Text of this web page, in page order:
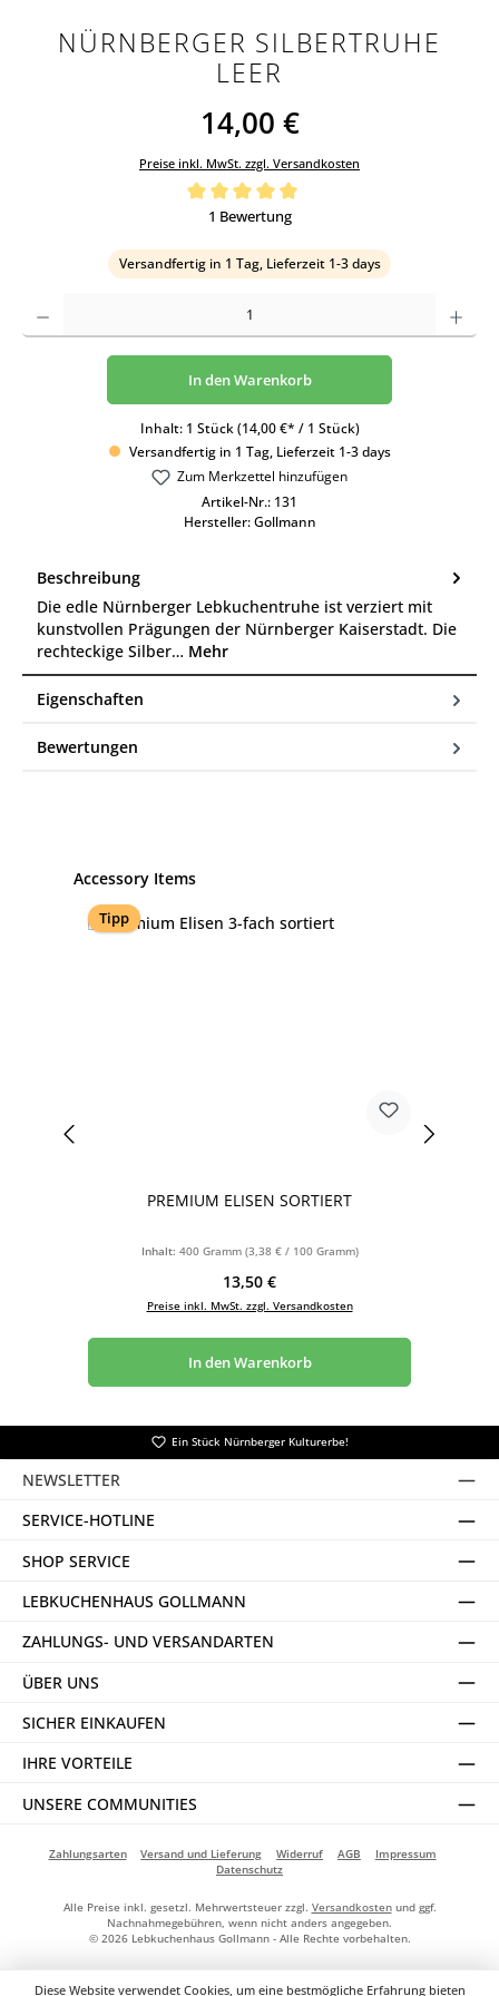
NÜRNBERGER SILBERTRUHE
LEER
14,00 €
Inhalt: 1 Stück (14,00 €* / 1 Stück)
Preise inkl. MwSt. zzgl. Versandkosten
Durchschnittliche Bewertung von 5 von 5 Sternen
1 Bewertung
Versandfertig in 1 Tag, Lieferzeit 1-3 days
Versandfertig in 1 Tag, Lieferzeit 1-3 days
In den Warenkorb
Zum Merkzettel hinzufügen
Artikel-Nr.: 131
Hersteller:Gollmann
Beschreibung
Die edle Nürnberger Lebkuchentruhe ist verziert mit
kunstvollen Prägungen der Nürnberger Kaiserstadt. Die
rechteckige Silber… Mehr
Eigenschaften
Bewertungen
Produktgalerie überspringen
Accessory Items
Tipp
PREMIUM ELISEN SORTIERT
Inhalt: 400 Gramm (3,38 € / 100 Gramm)
Regulärer Preis:
13,50 €
Preise inkl. MwSt. zzgl. Versandkosten
In den Warenkorb
Ein Stück Nürnberger Kulturerbe!
NEWSLETTER
SERVICE-HOTLINE
SHOP SERVICE
LEBKUCHENHAUS GOLLMANN
ZAHLUNGS- UND VERSANDARTEN
ÜBER UNS
SICHER EINKAUFEN
IHRE VORTEILE
UNSERE COMMUNITIES
Zahlungsarten Versand und Lieferung Widerruf AGB
Impressum
Datenschutz
Alle Preise inkl. gesetzl. Mehrwertsteuer zzgl. Versandkostenund ggf.
Nachnahmegebühren, wenn nicht anders angegeben.
© 2026 Lebkuchenhaus Gollmann - Alle Rechte vorbehalten.
Diese Website verwendet Cookies, um eine bestmögliche Erfahrung bieten